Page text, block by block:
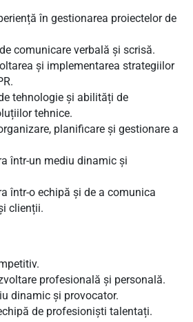
în gestionarea proiectelor de
comunicare verbală și scrisă.
și implementarea strategiilor
tehnologie și abilități de
tehnice.
planificare și gestionare a
într-un mediu dinamic și
într-o echipă și de a comunica
clienții.
profesională și personală.
dinamic și provocator.
de profesioniști talentați.